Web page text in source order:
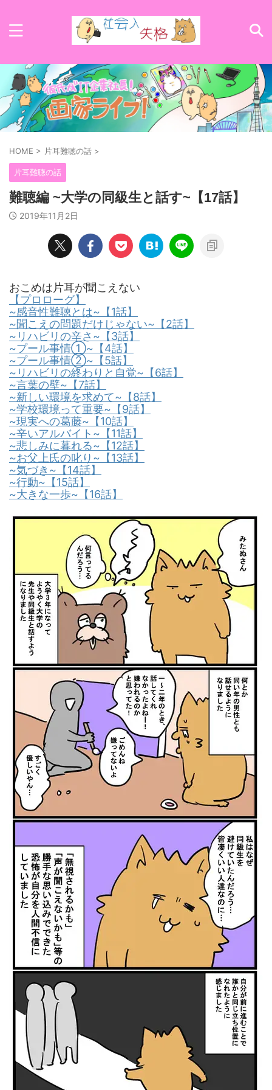
HOME > 片耳難聴の話 >
片耳難聴の話
難聴編 ~大学の同級生と話す~【17話】
2019年11月2日
おこめは片耳が聞こえない
【プロローグ】
~感音性難聴とは~【1話】
~聞こえの問題だけじゃない~【2話】
~リハビリの辛さ~【3話】
~プール事情①~【4話】
~プール事情②~【5話】
~リハビリの終わりと自覚~【6話】
~言葉の壁~【7話】
~新しい環境を求めて~【8話】
~学校環境って重要~【9話】
~現実への葛藤~【10話】
~辛いアルバイト~【11話】
~悲しみに暮れる~【12話】
~お父上氏の叱り~【13話】
~気づき~【14話】
~行動~【15話】
~大きな一歩~【16話】